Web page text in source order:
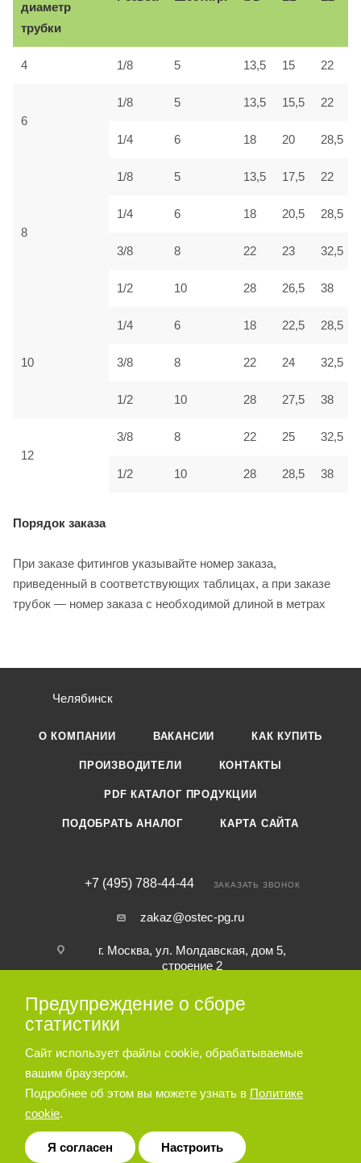
диаметр
трубки
4 1/8 5 13,5 15 22
6
1/8 5 13,5 15,5 22
1/4 6 18 20 28,5
8
1/8 5 13,5 17,5 22
1/4 6 18 20,5 28,5
3/8 8 22 23 32,5
1/2 10 28 26,5 38
10
1/4 6 18 22,5 28,5
3/8 8 22 24 32,5
1/2 10 28 27,5 38
12
3/8 8 22 25 32,5
1/2 10 28 28,5 38
Порядок заказа
При заказе фитингов указывайте номер заказа,
приведенный в соответствующих таблицах, а при заказе
трубок — номер заказа с необходимой длиной в метрах
Челябинск
О КОМПАНИИ ВАКАНСИИ КАК КУПИТЬ
ПРОИЗВОДИТЕЛИ КОНТАКТЫ
PDF КАТАЛОГ ПРОДУКЦИИ
ПОДОБРАТЬ АНАЛОГ КАРТА САЙТА
+7 (495) 788-44-44 ЗАКАЗАТЬ ЗВОНОК
zakaz@ostec-pg.ru
г. Москва, ул. Молдавская, дом 5,
строение 2
ПОДПИСАТЬСЯ НА РАССЫЛКУ
ПОЛИТИКА КОНФИДЕНЦИАЛЬНОСТИ
© 2026 Пневматическое и гидравлическое оборудование ООО
«Остек-АртТул»
Предупреждение о сборе
статистики
Сайт использует файлы cookie, обрабатываемые
вашим браузером.
Подробнее об этом вы можете узнать в Политике
cookie.
Я согласен Настроить